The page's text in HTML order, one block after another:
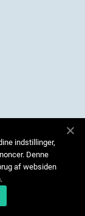
indstillinger,
Denne
af websiden